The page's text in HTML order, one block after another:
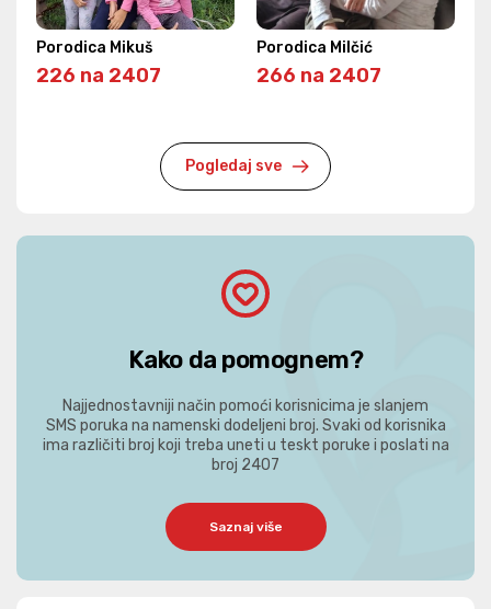
Porodica Mikuš
226 na 2407
Porodica Milčić
266 na 2407
Pogledaj sve
Kako da pomognem?
Najjednostavniji način pomoći korisnicima je slanjem
SMS poruka na namenski dodeljeni broj. Svaki od korisnika
ima različiti broj koji treba uneti u teskt poruke i poslati na
broj 2407
Saznaj više